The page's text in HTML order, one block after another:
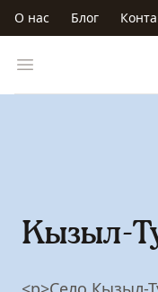
Перейти к основному
О нас Блог
Open menu
Кызыл-